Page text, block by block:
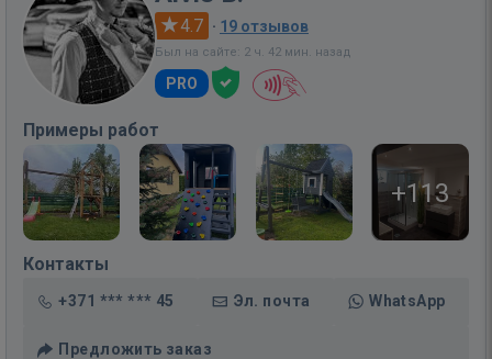
4.7 · 19 отзывов
Был на сайте: 2 ч. 42 мин. назад
PRO
Примеры работ
+113
Контакты
+371 *** *** 45 Эл. почта WhatsApp
Предложить заказ